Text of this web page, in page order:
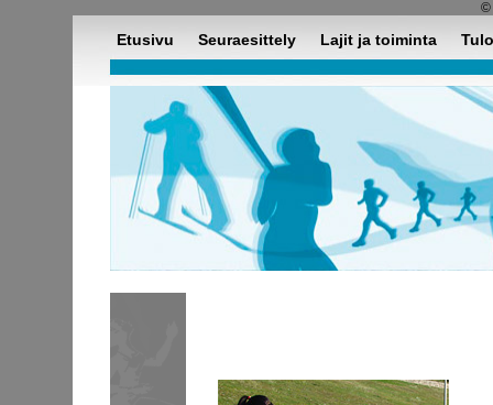
©
Etusivu Seuraesittely Lajit ja toiminta